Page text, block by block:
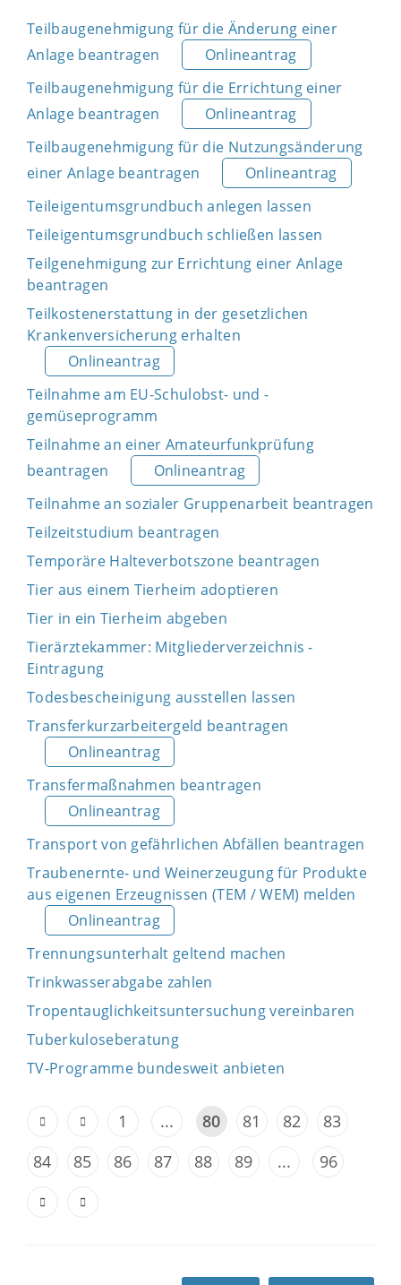
Teilbaugenehmigung für die Änderung einer
Anlage beantragen
Onlineantrag
Teilbaugenehmigung für die Errichtung einer
Anlage beantragen
Onlineantrag
Teilbaugenehmigung für die Nutzungsänderung
einer Anlage beantragen
Onlineantrag
Teileigentumsgrundbuch anlegen lassen
Teileigentumsgrundbuch schließen lassen
Teilgenehmigung zur Errichtung einer Anlage
beantragen
Teilkostenerstattung in der gesetzlichen
Krankenversicherung erhalten
Onlineantrag
Teilnahme am EU-Schulobst- und -
gemüseprogramm
Teilnahme an einer Amateurfunkprüfung
beantragen
Onlineantrag
Teilnahme an sozialer Gruppenarbeit beantragen
Teilzeitstudium beantragen
Temporäre Halteverbotszone beantragen
Tier aus einem Tierheim adoptieren
Tier in ein Tierheim abgeben
Tierärztekammer: Mitgliederverzeichnis -
Eintragung
Todesbescheinigung ausstellen lassen
Transferkurzarbeitergeld beantragen
Onlineantrag
Transfermaßnahmen beantragen
Onlineantrag
Transport von gefährlichen Abfällen beantragen
Traubenernte- und Weinerzeugung für Produkte
aus eigenen Erzeugnissen (TEM / WEM) melden
Onlineantrag
Trennungsunterhalt geltend machen
Trinkwasserabgabe zahlen
Tropentauglichkeitsuntersuchung vereinbaren
Tuberkuloseberatung
TV-Programme bundesweit anbieten
1 ... 80 81 82
83
84
85 86 87 88 89 ... 96